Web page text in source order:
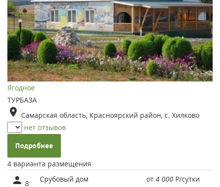
Ягодное
ТУРБАЗА
Самарская область, Красноярский район, с. Хилково
нет отзывов
Подробнее
4 варианта размещения
8 Срубовый дом от 4 000 Р/сутки